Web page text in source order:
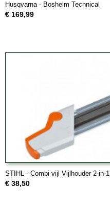
Husqvarna - Boshelm Technical
€ 169,99
STIHL - Combi vijl Vijlhouder 2-in-1
€ 38,50